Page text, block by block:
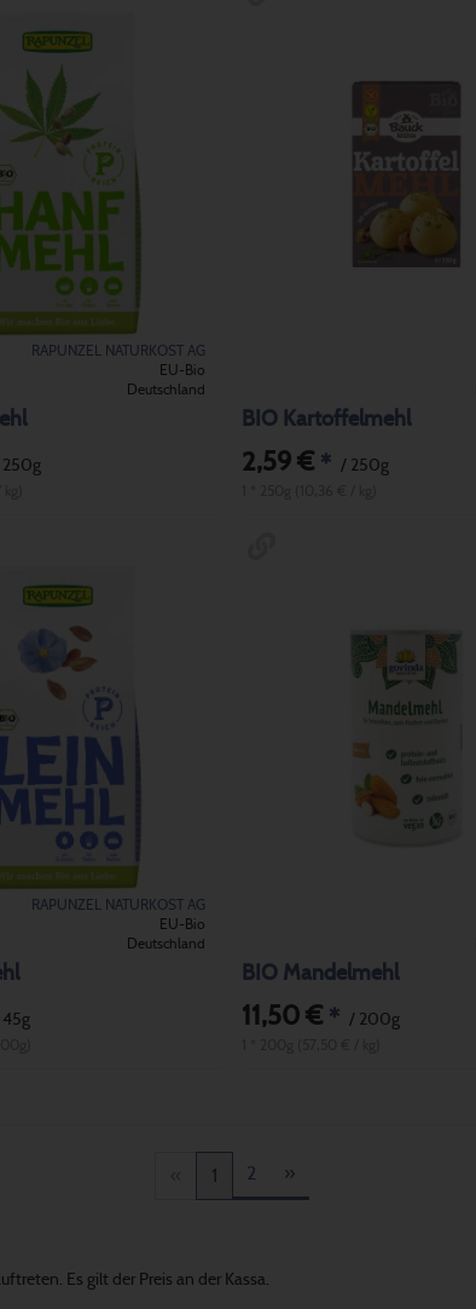
RAPUNZEL NATURKOST AG
EU-Bio
Deutschland
BIO Kartoffelmehl
2,59 €* / 250g
RAPUNZEL NATURKOST AG
EU-Bio
Deutschland
BIO Mandelmehl
11,50 €* / 200g
1 2 »
Es gilt der Preis an der Kassa.